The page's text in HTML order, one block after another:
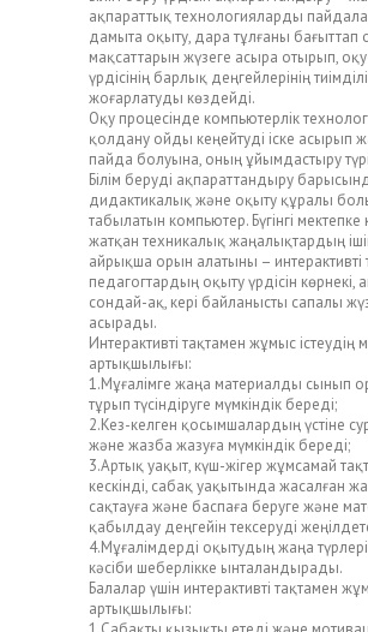
ақпараттық технологияларды
дамыта оқыту, дара тұлғаны бағыттап
мақсаттарын жүзеге асыра отырып,
үрдісінің барлық деңгейлерінің
жоғарлатуды көздейді.
Оқу процесінде компьютерлік
қолдану ойды кеңейтуді іске асырып
пайда болуына, оның ұйымдастыру
Білім беруді ақпараттандыру
дидактикалық және оқыту құралы
табылатын компьютер. Бүгінгі мектепке
жатқан техникалық жаңалықтардың
айрықша орын алатыны – интерактивті
педагогтардың оқыту үрдісін көрнекі,
сондай-ақ, кері байланысты сапалы
асырады.
Интерактивті тақтамен жұмыс істеудің
артықшылығы:
1.Мұғалімге жаңа материалды сынып
тұрып түсіндіруге мүмкіндік береді;
2.Кез-келген қосымшалардың үстіне
және жазба жазуға мүмкіндік береді;
3.Артық уақыт, күш-жігер жұмсамай
кескінді, сабақ уақытында жасалған
сақтауға және баспаға беруге және
қабылдау деңгейін тексеруді
4.Мұғалімдерді оқытудың жаңа
кәсіби шеберлікке ынталандырады.
Балалар үшін интерактивті тақтамен
артықшылығы: